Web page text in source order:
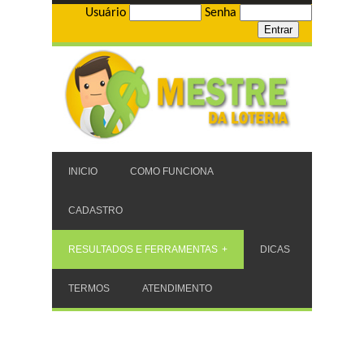
Usuário Senha
INICIO COMO FUNCIONA
CADASTRO
RESULTADOS E FERRAMENTAS DICAS
TERMOS ATENDIMENTO